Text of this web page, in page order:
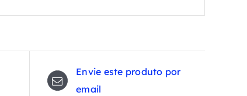
Envie este produto por
email